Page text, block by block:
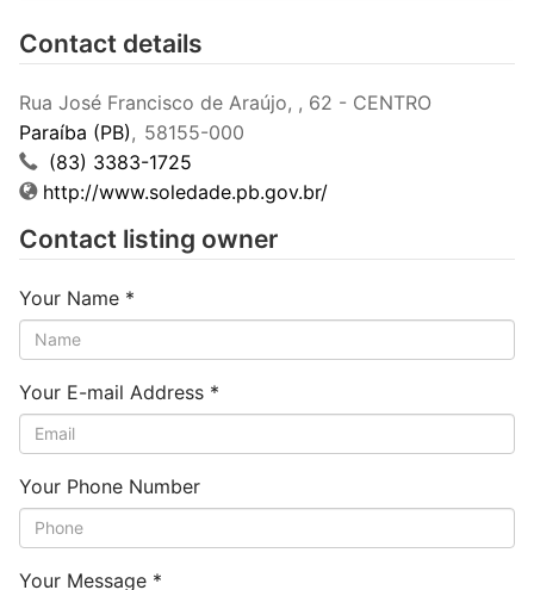
Contact details
Rua José Francisco de Araújo, , 62 - CENTRO
Paraíba (PB), 58155-000
(83) 3383-1725
http://www.soledade.pb.gov.br/
Contact listing owner
Your Name *
Your E-mail Address *
Your Phone Number
Your Message *